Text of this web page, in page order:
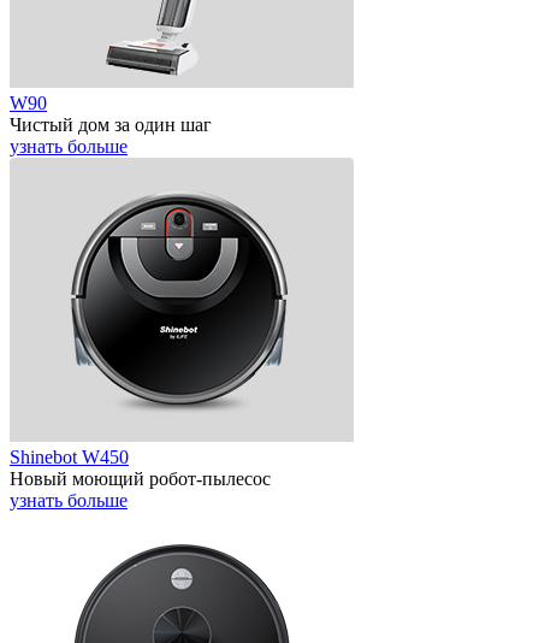
W90
Чистый дом за один шаг
узнать больше
Shinebot W450
Новый моющий робот-пылесос
узнать больше